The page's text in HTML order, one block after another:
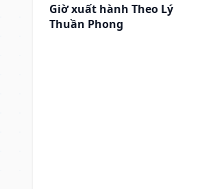
Giờ xuất hành Theo Lý
Thuần Phong